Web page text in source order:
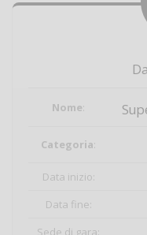
Nome:
Categoria:
Data inizio:
Data fine:
Sede di gara: